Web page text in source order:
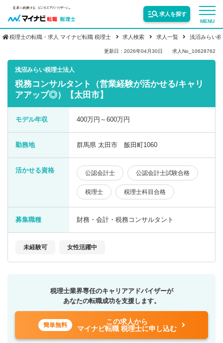
MENU
求人を探す
転職お役立ち情報
業界情報
税理士の転職・求人 マイナビ転職 税理士 求人検索 求人一覧 浅沼みらい
更新日：2026年04月30日 求人No_10628762
浅沼みらい税理士法人
税務コンサルタント（営業経験が活かせる/キャリ
アアップ◎）【太田市】
モデル年収 400万円～600万円
勤務地 群馬県 太田市 飯田町1060
活かせる資格 公認会計士 公認会計士試験合格
税理士 税理士科目合格
募集職種 財務・会計・税務コンサルタント
未経験可 女性活躍中
税理士業界専任のキャリアアドバイザーが
あなたの転職成功を支援します。
簡単無料
この求人から
マイナビ転職 税理士に申し込む